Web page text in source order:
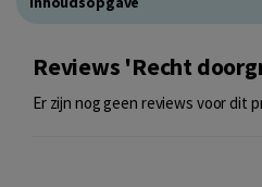
Reviews 'Recht
Er zijn nog geen reviews voor dit